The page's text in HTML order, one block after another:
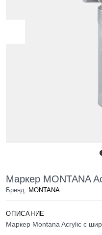
Маркер MONTANA
Бренд: MONTANA
ОПИСАНИЕ
Маркер Montana Acrylic c